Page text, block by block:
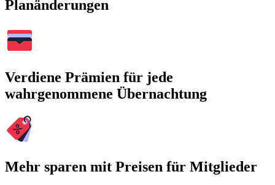
Planänderungen
Verdiene Prämien für jede
wahrgenommene Übernachtung
Mehr sparen mit Preisen für Mitglieder